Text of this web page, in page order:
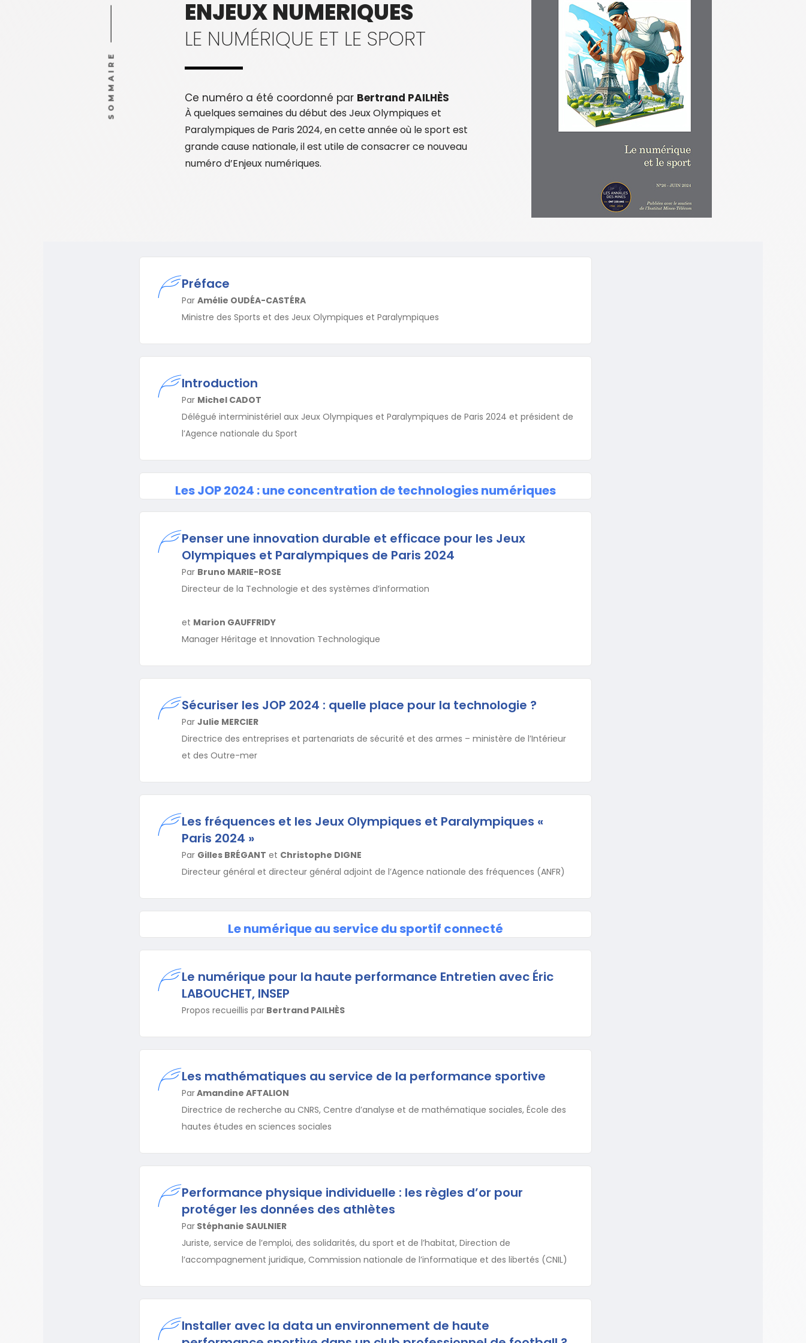
SOMMAIRE
ENJEUX NUMERIQUES
LE NUMÉRIQUE ET LE SPORT
Ce numéro a été coordonné par Bertrand PAILHÈS
À quelques semaines du début des Jeux Olympiques et
Paralympiques de Paris 2024, en cette année où le sport est
grande cause nationale, il est utile de consacrer ce nouveau
numéro d’Enjeux numériques.
Préface
Par Amélie OUDÉA-CASTÉRA
Ministre des Sports et des Jeux Olympiques et Paralympiques
Introduction
Par Michel CADOT
Délégué interministériel aux Jeux Olympiques et Paralympiques de Paris 2024 et président de
l’Agence nationale du Sport
Les JOP 2024 : une concentration de technologies numériques
Penser une innovation durable et efficace pour les Jeux
Olympiques et Paralympiques de Paris 2024
Par Bruno MARIE-ROSE
Directeur de la Technologie et des systèmes d’information
et Marion GAUFFRIDY
Manager Héritage et Innovation Technologique
Sécuriser les JOP 2024 : quelle place pour la technologie ?
Par Julie MERCIER
Directrice des entreprises et partenariats de sécurité et des armes – ministère de l’Intérieur
et des Outre-mer
Les fréquences et les Jeux Olympiques et Paralympiques «
Paris 2024 »
Par Gilles BRÉGANT et Christophe DIGNE
Directeur général et directeur général adjoint de l’Agence nationale des fréquences (ANFR)
Le numérique au service du sportif connecté
Le numérique pour la haute performance Entretien avec Éric
LABOUCHET, INSEP
Propos recueillis par Bertrand PAILHÈS
Les mathématiques au service de la performance sportive
ParAmandine AFTALION
Directrice de recherche au CNRS, Centre d’analyse et de mathématique sociales, École des
hautes études en sciences sociales
Performance physique individuelle : les règles d’or pour
protéger les données des athlètes
Par Stéphanie SAULNIER
Juriste, service de l’emploi, des solidarités, du sport et de l’habitat, Direction de
l’accompagnement juridique, Commission nationale de l’informatique et des libertés (CNIL)
Installer avec la data un environnement de haute